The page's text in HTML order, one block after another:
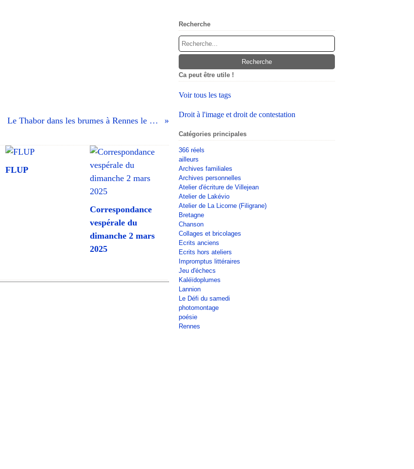
Le Thabor dans les brumes à Rennes le 30 octobre 2017 (2)
FLUP
Correspondance
vespérale du
dimanche 2 mars
2025
Recherche
Ca peut être utile !
Voir tous les tags
Droit à l'image et droit de contestation
Catégories principales
366 réels
ailleurs
Archives familiales
Archives personnelles
Atelier d'écriture de Villejean
Atelier de Lakévio
Atelier de La Licorne (Filigrane)
Bretagne
Chanson
Collages et bricolages
Ecrits anciens
Ecrits hors ateliers
Impromptus littéraires
Jeu d'échecs
Kaléïdoplumes
Lannion
Le Défi du samedi
photomontage
poésie
Rennes